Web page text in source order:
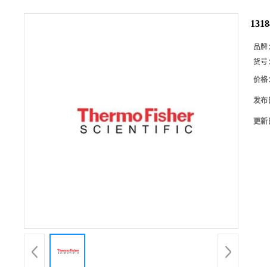
品牌：
货号：
价格：
发布
更新